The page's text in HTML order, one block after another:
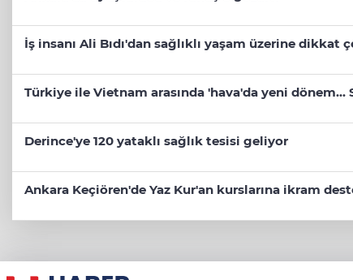
İş insanı Ali Bıdı'dan sağlıklı yaşam üzerine
Türkiye ile Vietnam arasında 'hava'da yeni dönem...
Derince'ye 120 yataklı sağlık tesisi geliyor
Ankara Keçiören'de Yaz Kur'an kurslarına ikram